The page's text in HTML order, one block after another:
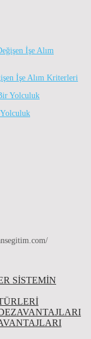
İşe Alım Kriterleri
SISTEMIN